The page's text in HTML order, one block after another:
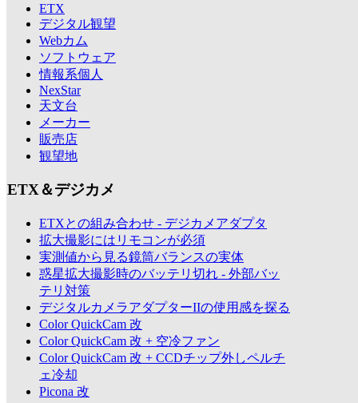
ETX
デジタル観望
Webカム
ソフトウェア
情報系個人
NexStar
天文台
メーカー
販売店
観望地
ETX＆デジカメ
ETXとの組み合わせ - デジカメアダプタ
拡大撮影にはリモコンが必須
実測値から見る鏡筒バランスの実体
惑星拡大撮影時のバッテリ切れ - 外部バッ
テリ対策
デジタルカメラアダプターIIの使用感を探る
Color QuickCam 改
Color QuickCam 改 + 空冷ファン
Color QuickCam 改 + CCDチップ外しペルチ
ェ冷却
Picona 改